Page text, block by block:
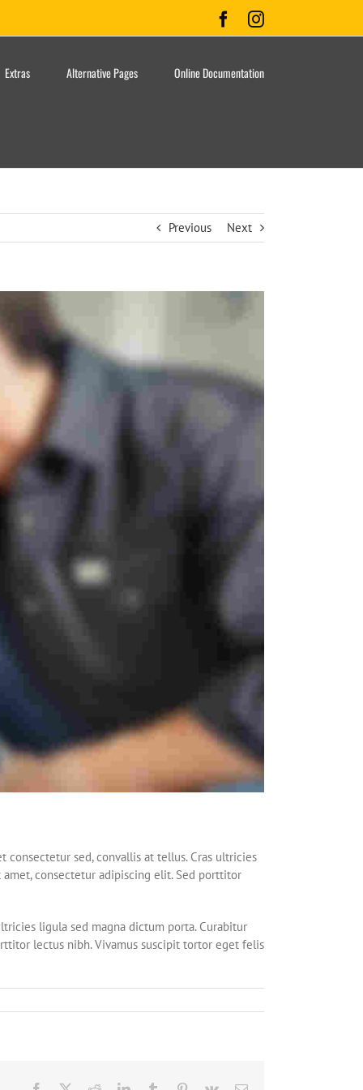
FacebookInstagram
Extras Alternative Pages Online Documentation
Previous Next
consectetur sed, convallis at tellus. Cras ultricies
consectetur adipiscing elit. Sed porttitor
ligula sed magna dictum porta. Curabitur
lectus nibh. Vivamus suscipit tortor eget felis